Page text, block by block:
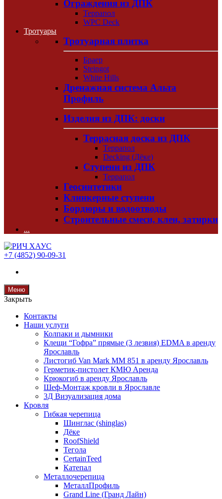
Ограждения из ДПК
Террапол
WPC Deck
Тротуары
Тротуарная плитка
Браер
Steingot
White Hills
Дренажная система Альта
Профиль
Изделия из ДПК: доски
Террасная доска из ДПК
Террапол
Decking (Дёке)
Ступени из ДПК
Террапол
Геосинтетики
Клинкерные ступени
Бордюры и водоотводы
Строительные смеси, клеи, затирки
...
+7 (4852) 90-09-31
Меню
Закрыть
Контакты
Наши услуги
Колпаки и дымники
Клещи “Гофра” прямые (3 лезвия) EDMA в аренду
Ярославль
Листогиб Van Mark MM 851 в аренду Ярославль
Герметик-пистолет КМЮ Аренда
Крюкогиб в аренду Ярославль
Шеф-Монтаж кровли в Ярославле
3Д Визуализация дома
Кровля
Гибкая черепица
Шинглас (shinglas)
Дёке
RoofShield
Тегола
CertainTeed
Катепал
Металлочерепица
МеталлПрофиль
Grand Line (Гранд Лайн)